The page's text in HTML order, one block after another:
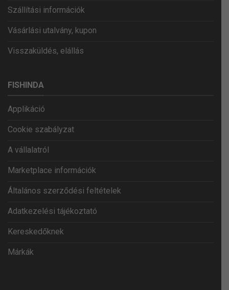
Szállítási információk
Vásárlási utalvány, kupon
Visszaküldés, elállás
FISHINDA
Applikáció
Cookie szabályzat
A vállalatról
Marketplace információk
Általános szerződési feltételek
Adatkezelési tájékoztató
Kereskedőknek
Márkák